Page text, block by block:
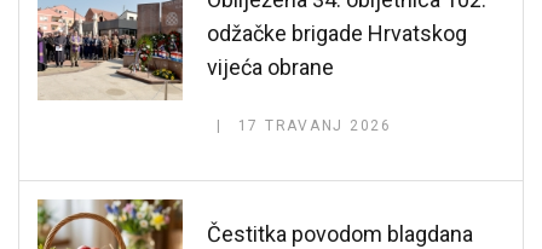
odžačke brigade Hrvatskog
vijeća obrane
17 TRAVANJ 2026
Čestitka povodom blagdana